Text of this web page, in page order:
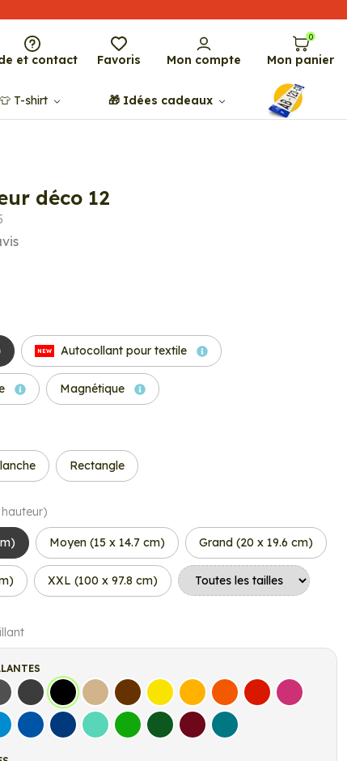
et contact Favoris Mon compte
0
Mon panier
👕​​ T-shirt 🎁​ Idées cadeaux
déco 12
NEW Autocollant pour textile
Magnétique
Rectangle
Moyen (15 x 14.7 cm) Grand (20 x 19.6 cm)
XXL (100 x 97.8 cm)
Gris FoncéGris Anthracite
Noir Beige Marron Jaune ClairJaune Foncé
OrangeRouge Fuchsia
Bleu clairBleu MoyenBleu FoncéBleu VertVert clairVert FoncéBordeauxTurquoise